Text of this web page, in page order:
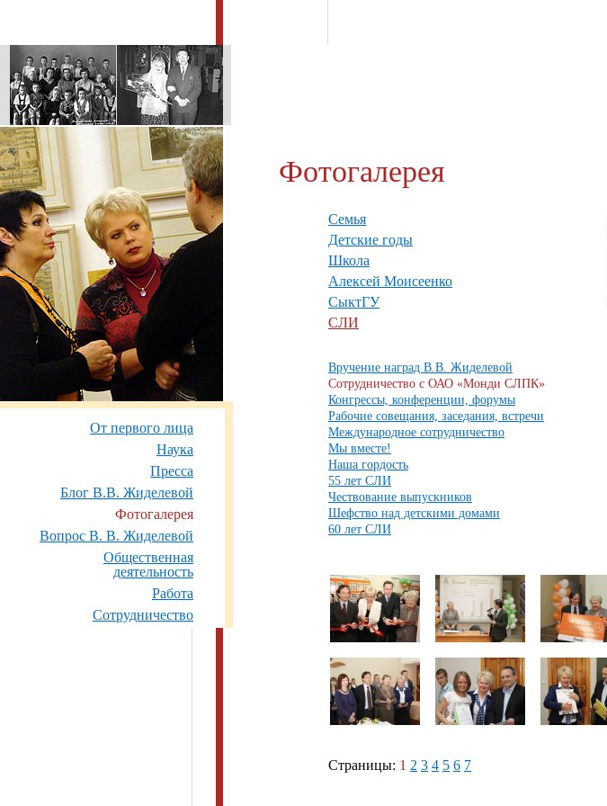
От первого лица
Наука
Пресса
Блог В.В. Жиделевой
Фотогалерея
Вопрос В. В. Жиделевой
Общественная
деятельность
Работа
Сотрудничество
Фотогалерея
Семья
Детские годы
Школа
Алексей Моисеенко
СыктГУ
СЛИ
Вручение наград В.В. Жиделевой
Сотрудничество с ОАО «Монди СЛПК»
Конгрессы, конференции, форумы
Рабочие совещания, заседания, встречи
Международное сотрудничество
Мы вместе!
Наша гордость
55 лет СЛИ
Чествование выпускников
Шефство над детскими домами
60 лет СЛИ
Страницы: 1 2 3 4 5 6 7